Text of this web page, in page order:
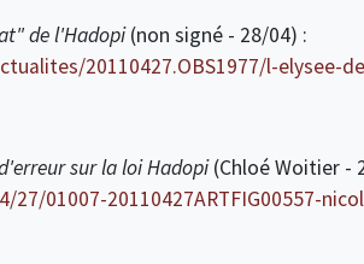
de l'Hadopi(non signé - 28/04) :
20110427.OBS1977/l-
sur la loi Hadopi(Chloé Woitier -
01007-20110427ARTFIG00557-